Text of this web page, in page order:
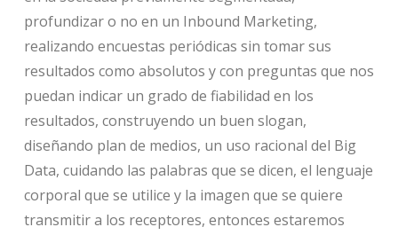
profundizar o no en un Inbound Marketing,
realizando encuestas periódicas sin tomar sus
resultados como absolutos y con preguntas que nos
puedan indicar un grado de fiabilidad en los
resultados, construyendo un buen slogan,
diseñando plan de medios, un uso racional del Big
Data, cuidando las palabras que se dicen, el lenguaje
corporal que se utilice y la imagen que se quiere
transmitir a los receptores, entonces estaremos